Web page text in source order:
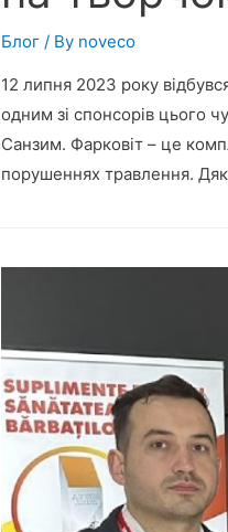
Блог / By noveco
12 липня 2023 року
одним зі спонсорів цього
Санзим. Фарковіт – це
порушеннях травлення.